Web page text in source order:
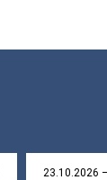
23.10.2026